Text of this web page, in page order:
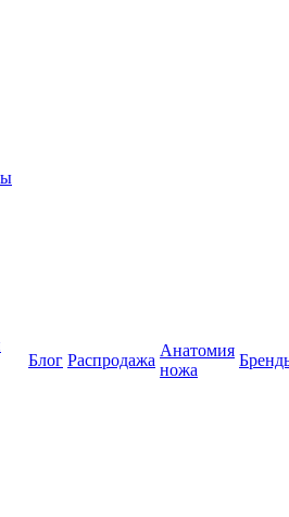
Блог Распродажа
Анатомия
ножа